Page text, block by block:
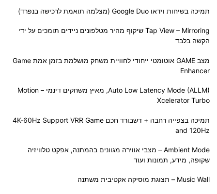
תמיכה בשיחות וידאו Google Duo (מצלמה תואמת לרכישה בנפרד)
Tap View – Mirroring שיקוף מהיר מטלפונים ניידים תומכים על ידי
הקשה בלבד
מצב GAME אוטומטי ייחודי לחוויית משחק מושלמת בזמן אמת Game
Enhancer
Auto Low Latency Mode (ALLM), מאיץ משחקים דינמי – Motion
Xcelerator Turbo
תמיכה בצפייה רחבה + דשבורד חכם 4K-60Hz Support VRR Game
and 120Hz
Ambient Mode – מצבי אווירה מגוונים בהמתנה, אפקט טלוויזיה
שקופה, מידע, תמונות ועוד
Music Wall – תצוגת מוסיקה אקטיבית משתנה